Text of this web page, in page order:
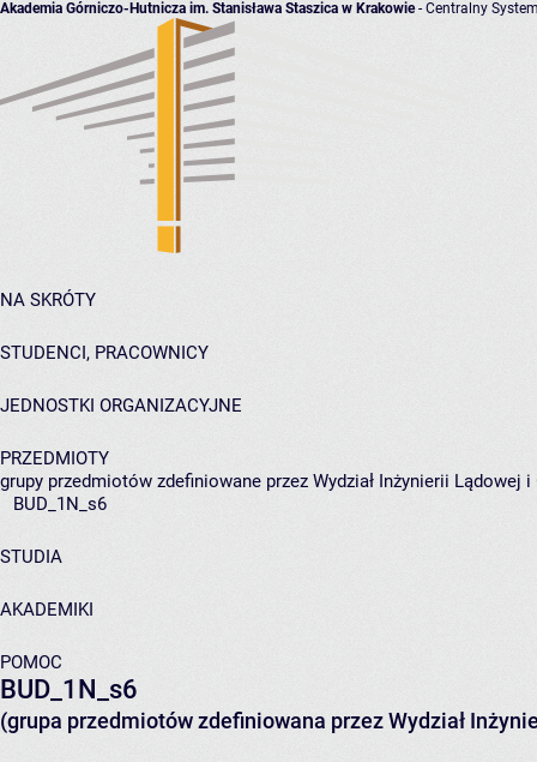
Akademia Górniczo-Hutnicza im. Stanisława Staszica w Krakowie- Centralny
NA SKRÓTY
STUDENCI, PRACOWNICY
JEDNOSTKI ORGANIZACYJNE
PRZEDMIOTY
grupy przedmiotów zdefiniowane przez Wydział Inżynierii Lądowej
BUD_1N_s6
STUDIA
AKADEMIKI
POMOC
BUD_1N_s6
(grupa przedmiotów zdefiniowana przez Wydział